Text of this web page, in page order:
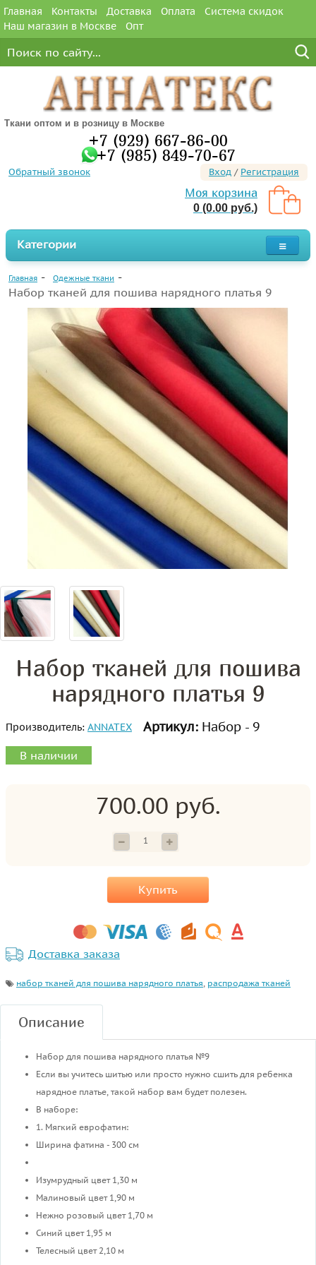
Главная Контакты Доставка Оплата
Система скидок
Наш магазин в Москве
Опт
Ткани оптом и в розницу в Москве
+7 (929) 667-86-00
+7 (985) 849-70-67
Обратный звонок Вход / Регистрация
Моя корзина
0 (0.00 руб.)
Категории
Главная Одежные ткани
Набор тканей для пошива нарядного платья 9
Набор тканей для пошива
нарядного платья 9
Производитель: ANNATEX Артикул: Набор - 9
В наличии
700.00 руб.
Купить
Доставка заказа
набор тканей для пошива нарядного платья, распродажа тканей
Описание
Набор для пошива нарядного платья №9
Если вы учитесь шитью или просто нужно сшить для ребенка
нарядное платье, такой набор вам будет полезен.
В наборе:
1. Мягкий еврофатин:
Ширина фатина - 300 см
Изумрудный цвет 1,30 м
Малиновый цвет 1,90 м
Нежно розовый цвет 1,70 м
Синий цвет 1,95 м
Телесный цвет 2,10 м